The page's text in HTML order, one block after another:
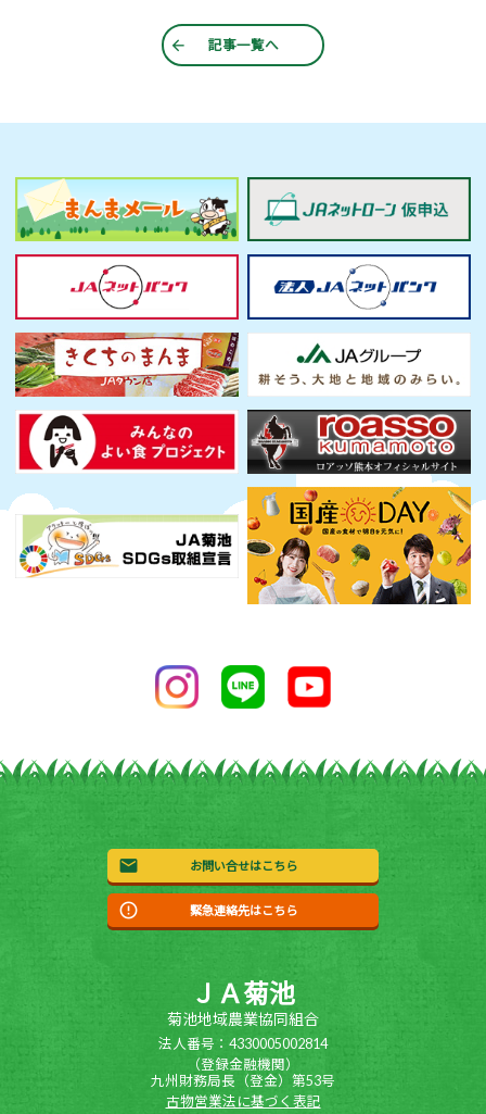
記事一覧へ
お問い合せはこちら
緊急連絡先はこちら
ＪＡ菊池
菊池地域農業協同組合
法人番号：4330005002814
（登録金融機関）
九州財務局長（登金）第53号
古物営業法に基づく表記